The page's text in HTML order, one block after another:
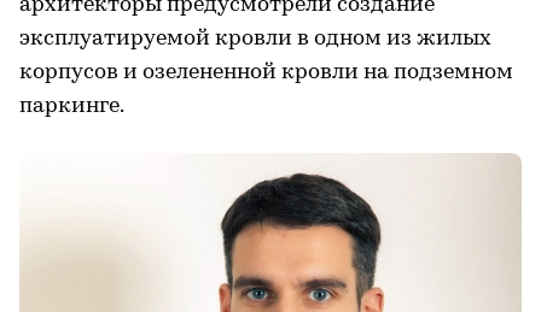
архитекторы предусмотрели создание
эксплуатируемой кровли в одном из жилых
корпусов и озелененной кровли на подземном
паркинге.